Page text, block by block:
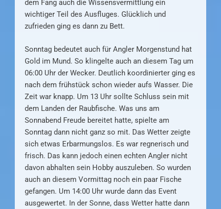
dem Fang auch die Wissensvermittlung ein
wichtiger Teil des Ausfluges. Glücklich und
zufrieden ging es dann zu Bett.
Sonntag bedeutet auch für Angler Morgenstund hat
Gold im Mund. So klingelte auch an diesem Tag um
06:00 Uhr der Wecker. Deutlich koordinierter ging es
nach dem frühstück schon wieder aufs Wasser. Die
Zeit war knapp. Um 13 Uhr sollte Schluss sein mit
dem Landen der Raubfische. Was uns am
Sonnabend Freude bereitet hatte, spielte am
Sonntag dann nicht ganz so mit. Das Wetter zeigte
sich etwas Erbarmungslos. Es war regnerisch und
frisch. Das kann jedoch einen echten Angler nicht
davon abhalten sein Hobby auszuleben. So wurden
auch an diesem Vormittag noch ein paar Fische
gefangen. Um 14:00 Uhr wurde dann das Event
ausgewertet. In der Sonne, dass Wetter hatte dann